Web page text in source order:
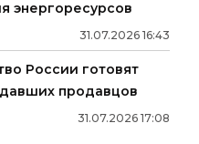
энергоресурсов
31.07.2026 16:43
России готовят
продавцов
31.07.2026 17:08